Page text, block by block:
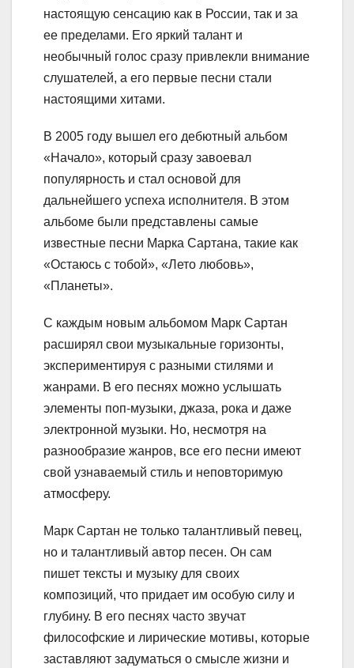
настоящую сенсацию как в России, так и за
ее пределами. Его яркий талант и
необычный голос сразу привлекли внимание
слушателей, а его первые песни стали
настоящими хитами.
В 2005 году вышел его дебютный альбом
«Начало», который сразу завоевал
популярность и стал основой для
дальнейшего успеха исполнителя. В этом
альбоме были представлены самые
известные песни Марка Сартана, такие как
«Остаюсь с тобой», «Лето любовь»,
«Планеты».
С каждым новым альбомом Марк Сартан
расширял свои музыкальные горизонты,
экспериментируя с разными стилями и
жанрами. В его песнях можно услышать
элементы поп-музыки, джаза, рока и даже
электронной музыки. Но, несмотря на
разнообразие жанров, все его песни имеют
свой узнаваемый стиль и неповторимую
атмосферу.
Марк Сартан не только талантливый певец,
но и талантливый автор песен. Он сам
пишет тексты и музыку для своих
композиций, что придает им особую силу и
глубину. В его песнях часто звучат
философские и лирические мотивы, которые
заставляют задуматься о смысле жизни и